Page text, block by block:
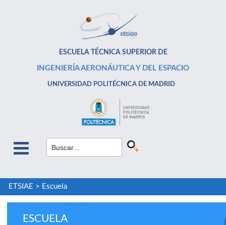
ESCUELA TÉCNICA SUPERIOR DE
INGENIERÍA AERONÁUTICA Y DEL ESPACIO
UNIVERSIDAD POLITÉCNICA DE MADRID
ETSIAE > Escuela
ESCUELA